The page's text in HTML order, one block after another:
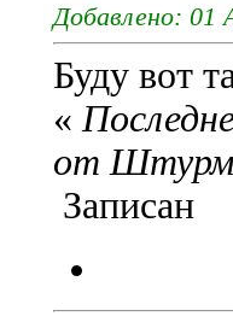
Добавлено: 01
Буду вот
«
от
Записан